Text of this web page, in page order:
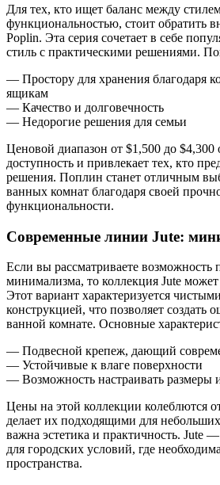
Для тех, кто ищет баланс между
функциональностью, стоит обратить
Poplin. Эта серия сочетает в себе
стиль с практическими решениями.
— Простору для хранения благодаря
ящикам
— Качество и долговечность
— Недорогие решения для семьи
Ценовой диапазон от $1,500 до $4,300
доступность и привлекает тех, кто
решения. Поплин станет отличным
ванных комнат благодаря своей
функциональности.
Современные линии Jute:
Если вы рассматриваете возможность
минимализма, то коллекция Jute может
Этот вариант характеризуется
конструкцией, что позволяет создать
ванной комнате. Основные
— Подвесной крепеж, дающий
— Устойчивые к влаге поверхности
— Возможность настраивать размеры
Цены на этой коллекции колеблются
делает их подходящими для
важна эстетика и практичность. Jute
для городских условий, где
пространства.